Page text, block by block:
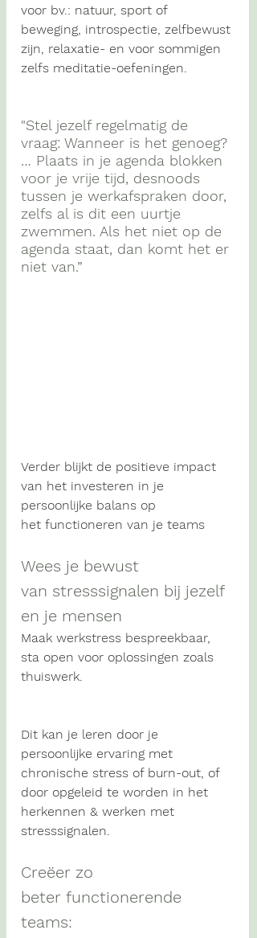
voor bv.: natuur, sport of
beweging, introspectie, zelfbewust
zijn, relaxatie- en voor sommigen
zelfs meditatie-oefeningen.
"Stel jezelf regelmatig de
vraag: Wanneer is het genoeg?
… Plaats in je agenda blokken
voor je vrije tijd, desnoods
tussen je werkafspraken door,
zelfs al is dit een uurtje
zwemmen. Als het niet op de
agenda staat, dan komt het er
niet van.”
Verder blijkt de positieve impact
van het investeren in je
persoonlijke balans op
het functioneren van je teams
Wees je bewust
van stresssignalen bij jezelf
en je mensen
Maak werkstress bespreekbaar,
sta open voor oplossingen zoals
thuiswerk.
Dit kan je leren door je
persoonlijke ervaring met
chronische stress of burn-out, of
door opgeleid te worden in het
herkennen & werken met
stresssignalen.
Creëer zo
beter functionerende
teams: